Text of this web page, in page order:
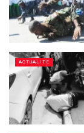
ACTUALITÉ